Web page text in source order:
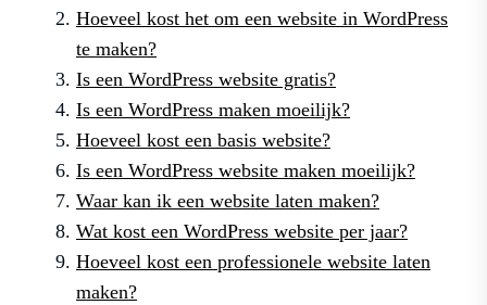
Hoeveel kost het om een ​​website in WordPress
te maken?
Is een WordPress website gratis?
Is een WordPress maken moeilijk?
Hoeveel kost een basis website?
Is een WordPress website maken moeilijk?
Waar kan ik een website laten maken?
Wat kost een WordPress website per jaar?
Hoeveel kost een professionele website laten
maken?